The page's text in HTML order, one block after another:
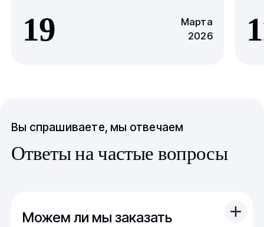
19
Марта
2026
Вы спрашиваете, мы отвечаем
Ответы на частые вопросы
Можем ли мы заказать